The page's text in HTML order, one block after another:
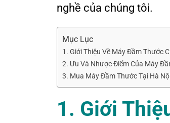
nghề của chúng tôi.
Mục Lục
1. Giới Thiệu Về Máy Đầm Thước
2. Ưu Và Nhược Điểm Của Máy
3. Mua Máy Đầm Thước Tại Hà
1. Giới